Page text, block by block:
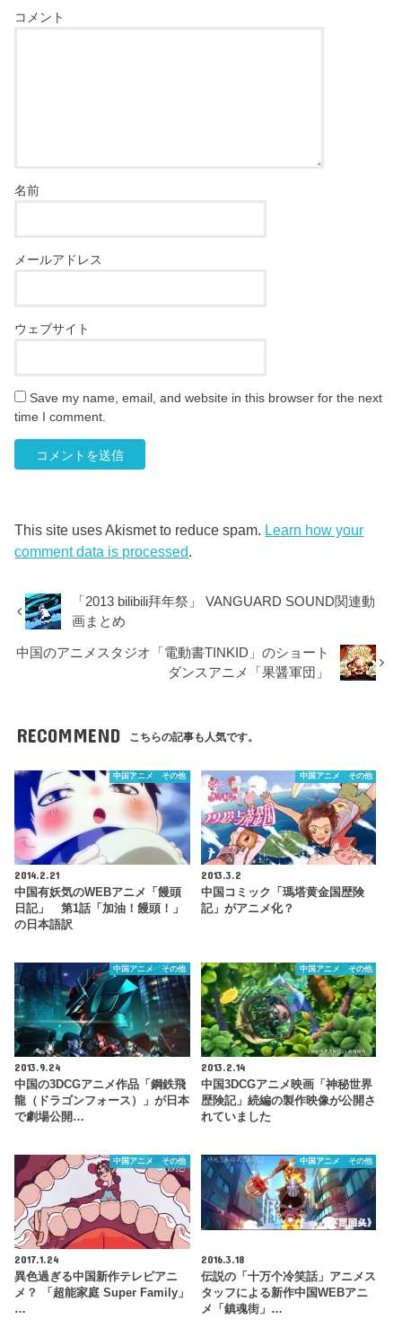
コメント
名前
メールアドレス
ウェブサイト
Save my name, email, and website in this browser for the next
time I comment.
This site uses Akismet to reduce spam. Learn how your
comment data is processed.
「2013 bilibili拜年祭」 VANGUARD SOUND関連動
画まとめ
中国のアニメスタジオ「電動書TINKID」のショート
ダンスアニメ「果醤軍団」
RECOMMEND こちらの記事も人気です。
中国アニメ その他
2014.2.21
中国有妖気のWEBアニメ「饅頭
日記」 第1話「加油！饅頭！」
の日本語訳
中国アニメ その他
2013.3.2
中国コミック「瑪塔黄金国歴険
記」がアニメ化？
中国アニメ その他
2013.9.24
中国の3DCGアニメ作品「鋼鉄飛
龍（ドラゴンフォース）」が日本
で劇場公開…
中国アニメ その他
2013.2.14
中国3DCGアニメ映画「神秘世界
歴険記」続編の製作映像が公開さ
れていました
中国アニメ その他
2017.1.24
異色過ぎる中国新作テレビアニ
メ？ 「超能家庭 Super Family」
…
中国アニメ その他
2016.3.18
伝説の「十万个冷笑話」アニメス
タッフによる新作中国WEBアニ
メ「鎮魂街」…